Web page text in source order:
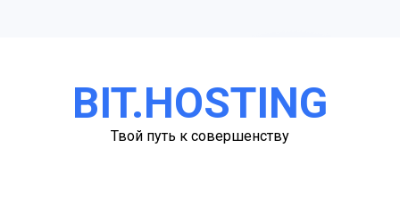
BIT.HOSTING
Твой путь к совершенству